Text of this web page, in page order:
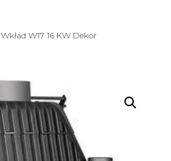
Wkład W17 16 KW Dekor